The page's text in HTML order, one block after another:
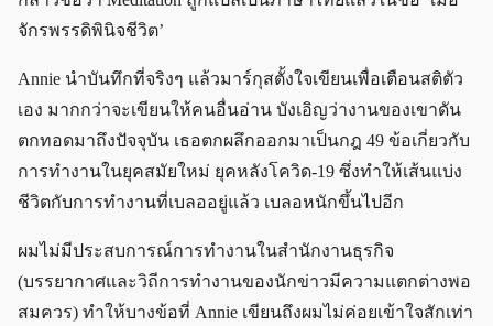
จักรพรรดิพินิจชีวิต’
Annie นำบันทึกที่จริงๆ แล้วมาร์กุสตั้งใจเขียนเพื่อเตือนสติตัว
เอง มากกว่าจะเขียนให้คนอื่นอ่าน บังเอิญว่างานของเขาดัน
ตกทอดมาถึงปัจจุบัน เธอตกผลึกออกมาเป็นกฎ 49 ข้อเกี่ยวกับ
การทำงานในยุคสมัยใหม่ ยุคหลังโควิด-19 ซึ่งทำให้เส้นแบ่ง
ชีวิตกับการทำงานที่เบลออยู่แล้ว เบลอหนักขึ้นไปอีก
ผมไม่มีประสบการณ์การทำงานในสำนักงานธุรกิจ
(บรรยากาศและวิถีการทำงานของนักข่าวมีความแตกต่างพอ
สมควร) ทำให้บางข้อที่ Annie เขียนถึงผมไม่ค่อยเข้าใจสักเท่า